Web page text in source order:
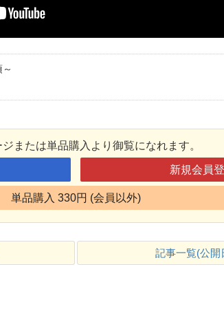
または単品購入より御覧になれます。
新規会員
単品購入 330円 (会員以外)
記事一覧(公開